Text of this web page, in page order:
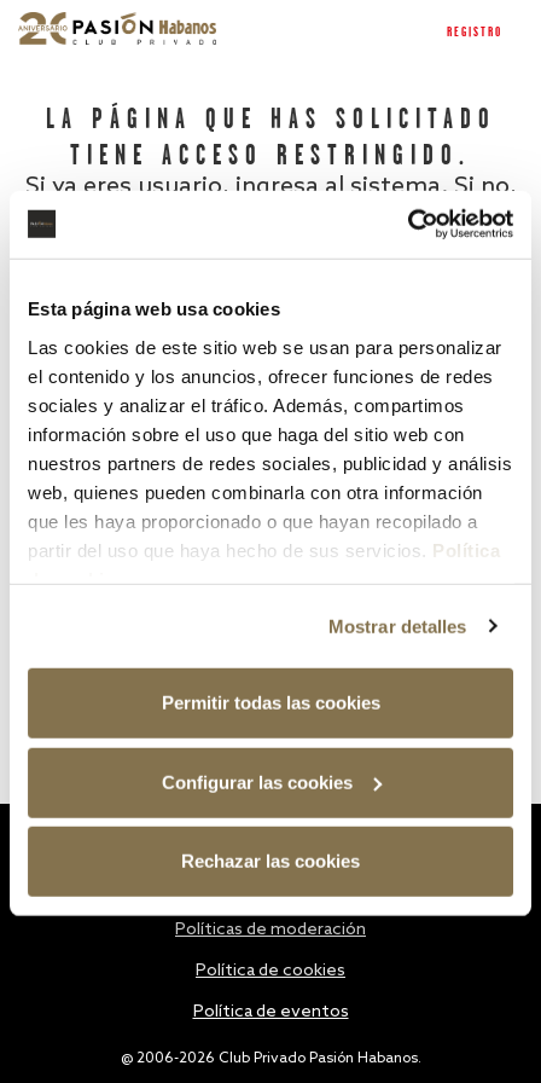
Esta página web usa cookies
Las cookies de este sitio web se usan para personalizar
el contenido y los anuncios, ofrecer funciones de redes
sociales y analizar el tráfico. Además, compartimos
información sobre el uso que haga del sitio web con
nuestros partners de redes sociales, publicidad y análisis
web, quienes pueden combinarla con otra información
que les haya proporcionado o que hayan recopilado a
partir del uso que haya hecho de sus servicios. Política
Mostrar detalles
Permitir todas las cookies
Configurar las cookies
Rechazar las cookies
REGISTRO
LA PÁGINA QUE HAS SOLICITADO
TIENE ACCESO RESTRINGIDO.
Si ya eres usuario, ingresa al sistema. Si no,
¿Has olvidado tu contraseña?
@ 2006-2026 Club Privado Pasión Habanos.
Políticas de moderación
Política de cookies
Política de eventos